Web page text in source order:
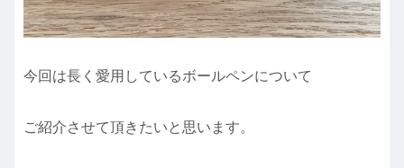
今回は長く愛用しているボールペンについて
ご紹介させて頂きたいと思います。